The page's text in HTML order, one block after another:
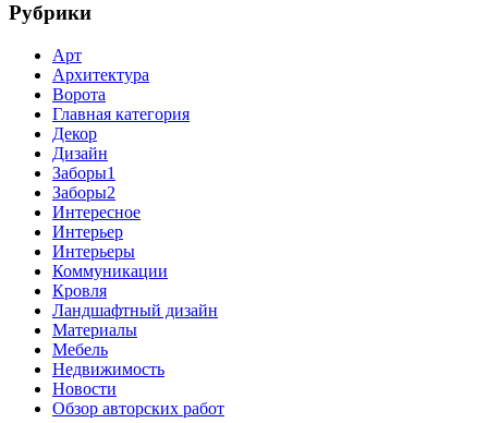
Рубрики
Арт
Архитектура
Ворота
Главная категория
Декор
Дизайн
Заборы1
Заборы2
Интересное
Интерьер
Интерьеры
Коммуникации
Кровля
Ландшафтный дизайн
Материалы
Мебель
Недвижимость
Новости
Обзор авторских работ